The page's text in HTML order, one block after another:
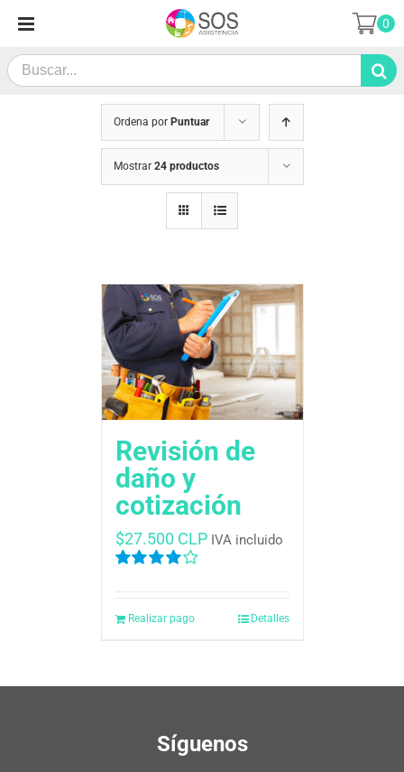
contenido
Search
for:
0
Ordena por Puntuar
Mostrar 24 productos
Revisión de
daño y
cotización
5
$27.500 CLP IVA incluido
Realizar pago Detalles
Síguenos